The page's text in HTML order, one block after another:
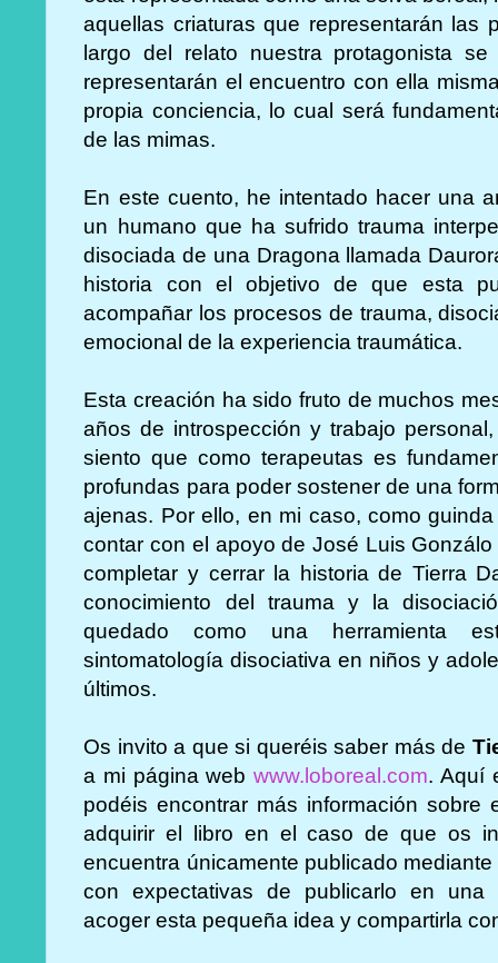
aquellas criaturas que representarán las
largo del relato nuestra protagonista
representarán el encuentro con ella
propia conciencia, lo cual será
de las mimas.
En este cuento, he intentado hacer una
un humano que ha sufrido trauma
disociada de una Dragona llamada
historia con el objetivo de que esta
acompañar los procesos de trauma,
emocional de la experiencia traumática.
Esta creación ha sido fruto de muchos
años de introspección y trabajo
siento que como terapeutas es
profundas para poder sostener de una
ajenas. Por ello, en mi caso, como
contar con el apoyo de José Luis
completar y cerrar la historia de Tierra
conocimiento del trauma y la
quedado como una herramienta
sintomatología disociativa en niños y
últimos.
Os invito a que si queréis saber más de
a mi página webwww.loboreal.com. Aquí
podéis encontrar más información sobre
adquirir el libro en el caso de que os
encuentra únicamente publicado
con expectativas de publicarlo en una
acoger esta pequeña idea y compartirla